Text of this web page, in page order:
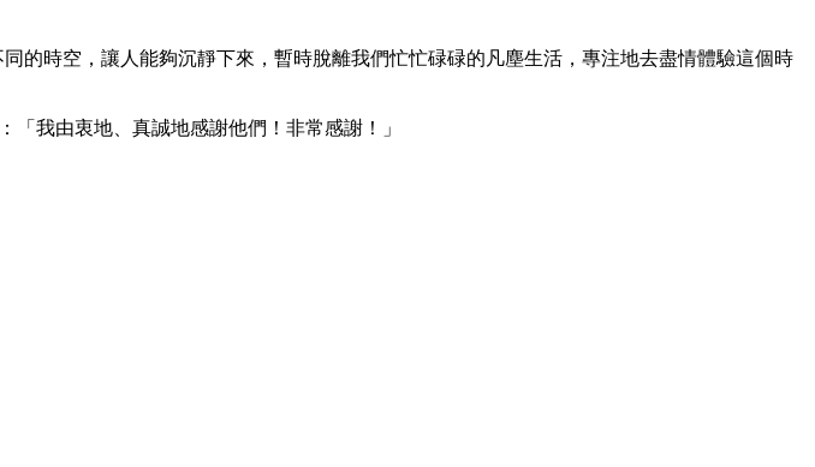
的時空，讓人能夠沉靜下來，暫時脫離我們忙忙碌碌的凡塵生活，專注地去盡情體驗這個時
「我由衷地、真誠地感謝他們！非常感謝！」